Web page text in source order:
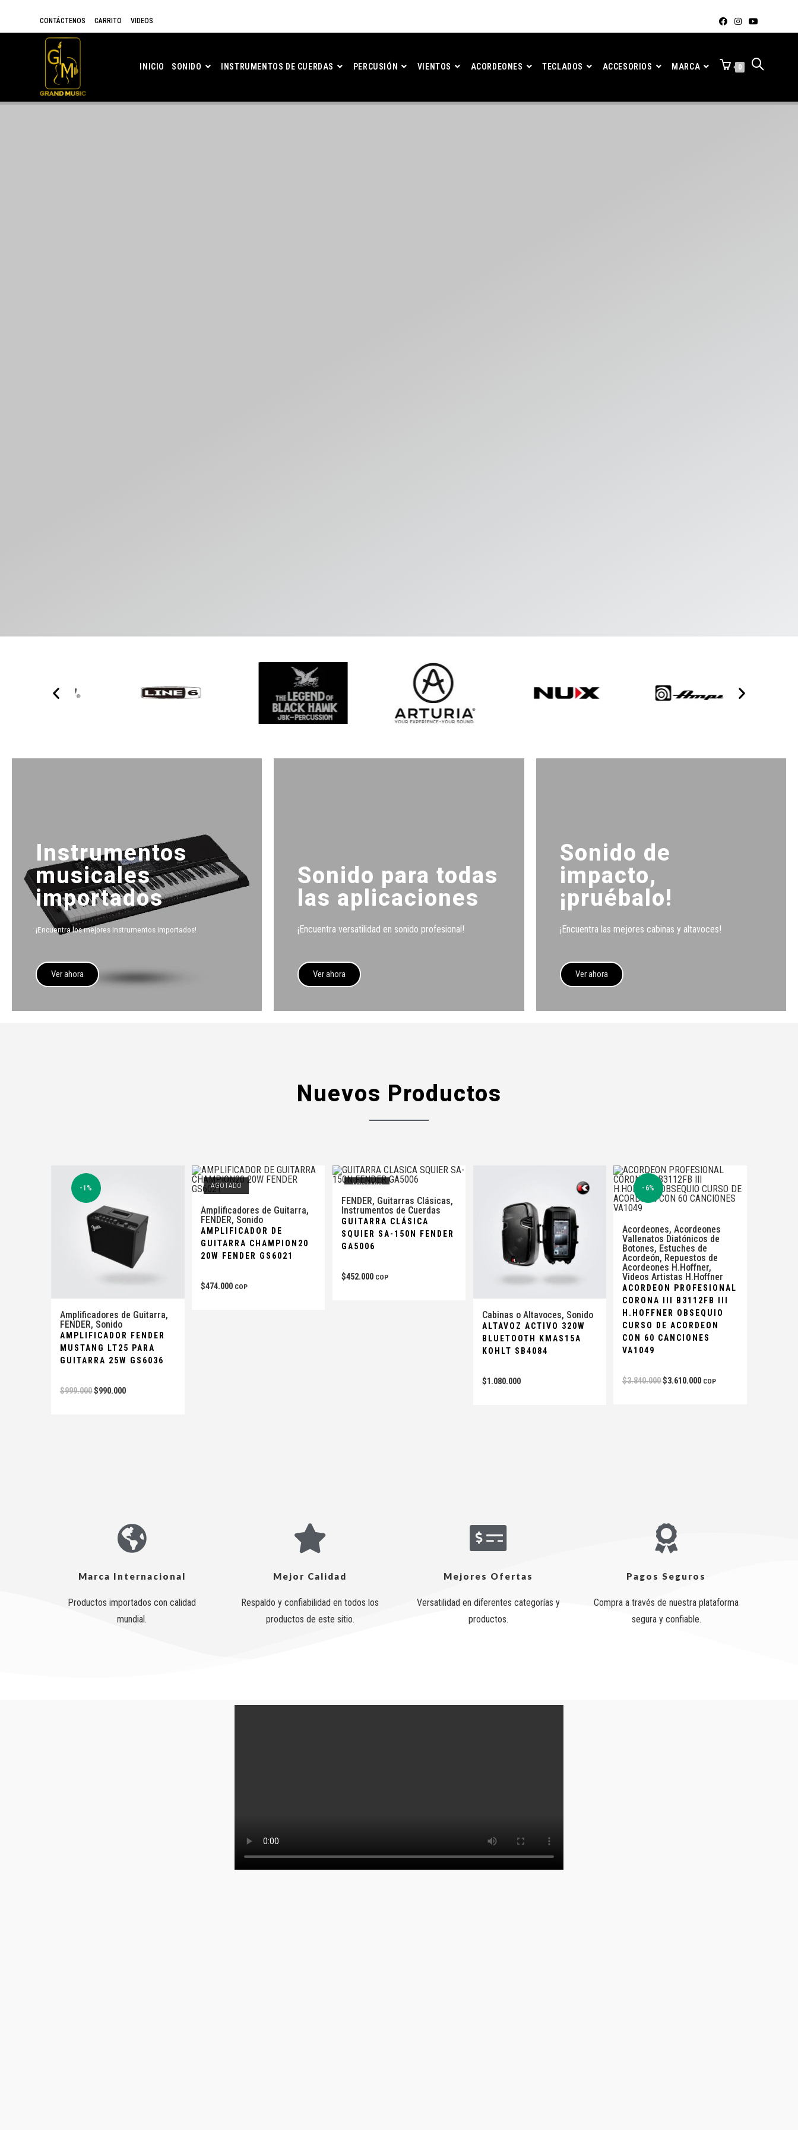
CONTÁCTENOS CARRITO VIDEOS
INICIO SONIDO INSTRUMENTOS DE CUERDAS PERCUSIÓN VIENTOS ACORDEONES TECLADOS ACCESORIOS MARCA 0
Instrumentos
musicales
importados
¡Encuentra los mejores instrumentos importados!
Ver ahora
Sonido para todas
las aplicaciones
¡Encuentra versatilidad en sonido profesional!
Ver ahora
Sonido de
impacto,
¡pruébalo!
¡Encuentra las mejores cabinas y altavoces!
Ver ahora
Nuevos Productos
-1%
Amplificadores de Guitarra,
FENDER, Sonido
AMPLIFICADOR FENDER
MUSTANG LT25 PARA
GUITARRA 25W GS6036
$999.000$990.000
AGOTADO
Amplificadores de Guitarra,
FENDER, Sonido
AMPLIFICADOR DE
GUITARRA CHAMPION20
20W FENDER GS6021
$474.000 COP
AGOTADO
FENDER, Guitarras Clásicas,
Instrumentos de Cuerdas
GUITARRA CLÁSICA
SQUIER SA-150N FENDER
GA5006
$452.000 COP
Cabinas o Altavoces, Sonido
ALTAVOZ ACTIVO 320W
BLUETOOTH KMAS15A
KOHLT SB4084
$1.080.000
-6%
Acordeones,Acordeones
Vallenatos Diatónicos de
Botones, Estuches de
Acordeón, Repuestos de
Acordeones H.Hoffner,
Videos Artistas H.Hoffner
ACORDEON PROFESIONAL
CORONA III B3112FB III
H.HOFFNER OBSEQUIO
CURSO DE ACORDEON
CON 60 CANCIONES
VA1049
$3.840.000$3.610.000 COP
Marca Internacional
Productos importados con calidad
mundial.
Mejor Calidad
Respaldo y confiabilidad en todos los
productos de este sitio.
Mejores Ofertas
Versatilidad en diferentes categorías y
productos.
Pagos Seguros
Compra a través de nuestra plataforma
segura y confiable.